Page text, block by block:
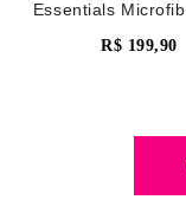
Essentials
R$ 199,90